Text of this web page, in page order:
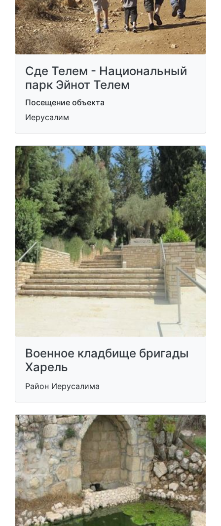
Сде Телем - Национальный
парк Эйнот Телем
Посещение объекта
Иерусалим
Военное кладбище бригады
Харель
Район Иерусалима